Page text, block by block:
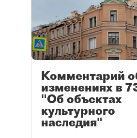
Комментарий
изменениях в
"Об объектах
культурного
наследия"